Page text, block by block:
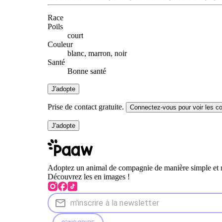
Race
Poils
court
Couleur
blanc, marron, noir
Santé
Bonne santé
J'adopte
Prise de contact gratuite. Connectez-vous pour voir les
J'adopte
Adoptez un animal de compagnie de manière simple et
Découvrez les en images !